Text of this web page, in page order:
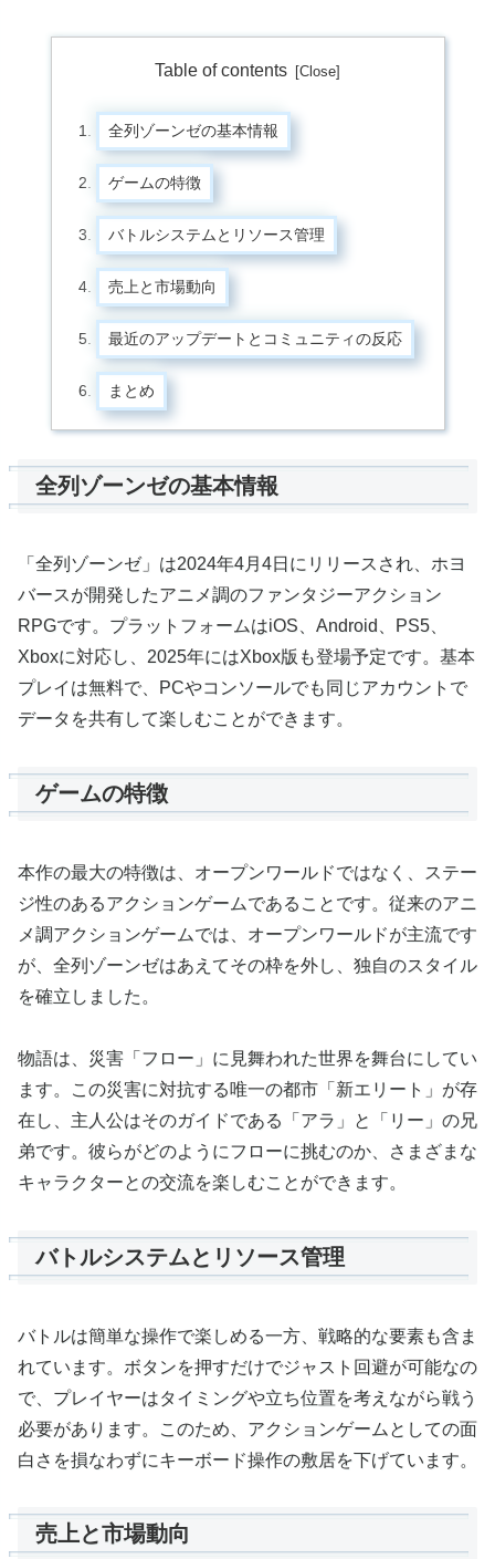
Table of contents
全列ゾーンゼの基本情報
ゲームの特徴
バトルシステムとリソース管理
売上と市場動向
最近のアップデートとコミュニティの反応
まとめ
全列ゾーンゼの基本情報
「全列ゾーンゼ」は2024年4月4日にリリースされ、ホヨ
バースが開発したアニメ調のファンタジーアクション
RPGです。プラットフォームはiOS、Android、PS5、
Xboxに対応し、2025年にはXbox版も登場予定です。基本
プレイは無料で、PCやコンソールでも同じアカウントで
データを共有して楽しむことができます。
ゲームの特徴
本作の最大の特徴は、オープンワールドではなく、ステー
ジ性のあるアクションゲームであることです。従来のアニ
メ調アクションゲームでは、オープンワールドが主流です
が、全列ゾーンゼはあえてその枠を外し、独自のスタイル
を確立しました。
物語は、災害「フロー」に見舞われた世界を舞台にしてい
ます。この災害に対抗する唯一の都市「新エリート」が存
在し、主人公はそのガイドである「アラ」と「リー」の兄
弟です。彼らがどのようにフローに挑むのか、さまざまな
キャラクターとの交流を楽しむことができます。
バトルシステムとリソース管理
バトルは簡単な操作で楽しめる一方、戦略的な要素も含ま
れています。ボタンを押すだけでジャスト回避が可能なの
で、プレイヤーはタイミングや立ち位置を考えながら戦う
必要があります。このため、アクションゲームとしての面
白さを損なわずにキーボード操作の敷居を下げています。
売上と市場動向